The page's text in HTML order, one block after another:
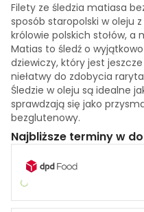
Filety ze śledzia matiasa
sposób staropolski w oleju
królowie polskich stołów, a
Matias to śledź o
dziewiczy, który jest
niełatwy do zdobycia
Śledzie w oleju są idealne
sprawdzają się jako
bezglutenowy.
Najbliższe terminy w